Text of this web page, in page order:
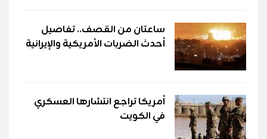
ساعتان من القصف.. تفاصيل
أحدث الضربات الأمريكية والإيرانية
أمريكا تراجع انتشارها العسكري
في الكويت